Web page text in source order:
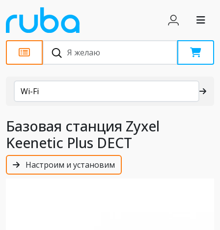
Каталог
Wi-Fi
Базовая станция Zyxel
Keenetic Plus DECT
Настроим и установим